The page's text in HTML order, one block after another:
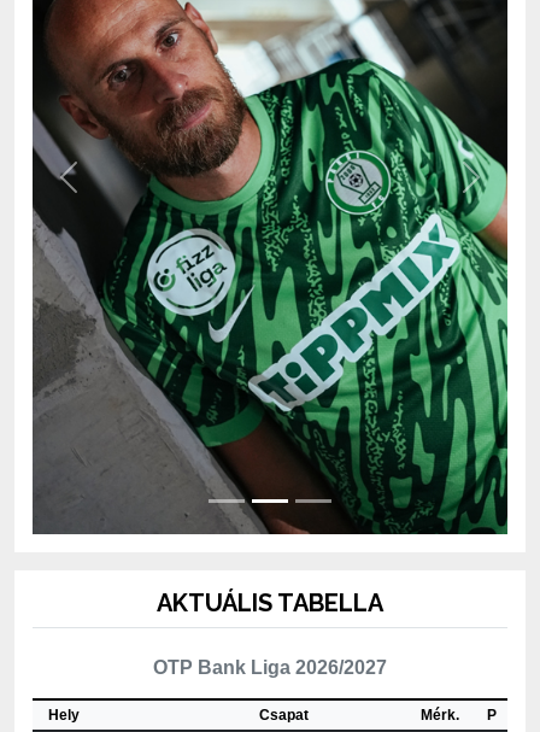
Previous Next
AKTUÁLIS TABELLA
OTP Bank Liga 2026/2027
Hely Csapat Mérk. P